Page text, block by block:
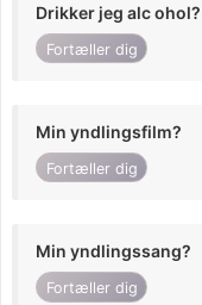
Drikker jeg alc ohol?
Fortæller dig
Min yndlingsfilm?
Fortæller dig
Min yndlingssang?
Fortæller dig